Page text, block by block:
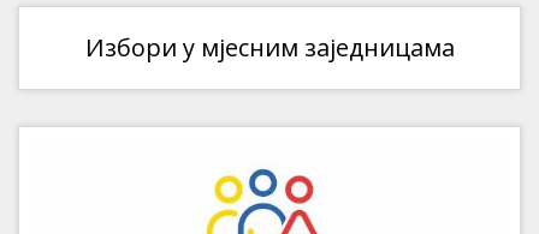
Избори у мјесним заједницама